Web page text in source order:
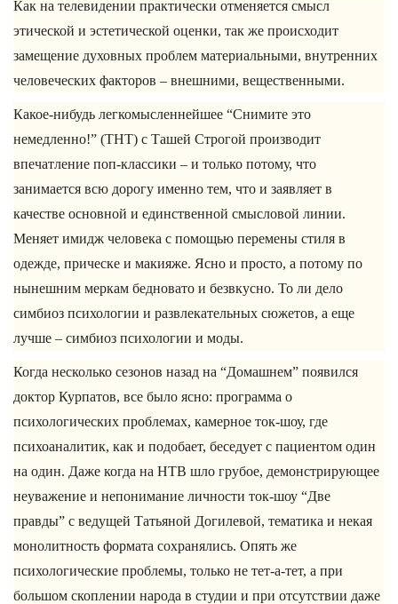
Как на телевидении практически отменяется смысл
этической и эстетической оценки, так же происходит
замещение духовных проблем материальными, внутренних
человеческих факторов – внешними, вещественными.
Какое-нибудь легкомысленнейшее “Снимите это
немедленно!” (ТНТ) с Ташей Строгой производит
впечатление поп-классики – и только потому, что
занимается всю дорогу именно тем, что и заявляет в
качестве основной и единственной смысловой линии.
Меняет имидж человека с помощью перемены стиля в
одежде, прическе и макияже. Ясно и просто, а потому по
нынешним меркам бедновато и безвкусно. То ли дело
симбиоз психологии и развлекательных сюжетов, а еще
лучше – симбиоз психологии и моды.
Когда несколько сезонов назад на “Домашнем” появился
доктор Курпатов, все было ясно: программа о
психологических проблемах, камерное ток-шоу, где
психоаналитик, как и подобает, беседует с пациентом один
на один. Даже когда на НТВ шло грубое, демонстрирующее
неуважение и непонимание личности ток-шоу “Две
правды” с ведущей Татьяной Догилевой, тематика и некая
монолитность формата сохранялись. Опять же
психологические проблемы, только не тет-а-тет, а при
большом скоплении народа в студии и при отсутствии даже